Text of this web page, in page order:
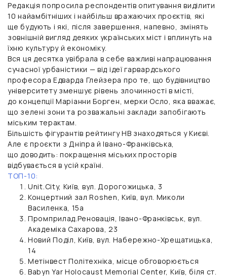
Редакція попросила респондентів опитування виділити
10 найамбітніших і найбільш вражаючих проєктів, які
ще будують і які, після завершення, напевно, змінять
зовнішній вигляд деяких українських міст і вплинуть на
їхню культуру й економіку.
Вся ця десятка увібрала в себе важливі напрацювання
сучасної урбаністики — від ідеї гарвардського
професора Едварда Глейзера про те, що будівництво
університету зменшує рівень злочинності в місті,
до концепції Маріанни Борген, мерки Осло, яка вважає,
що зелені зони та розважальні заклади запобігають
міським терактам.
Більшість фігурантів рейтингу НВ знаходяться у Києві.
Але є проєкти з Дніпра й Івано-Франківська,
що доводить: покращення міських просторів
відбувається в усій країні.
ТОП-10:
Unit.City, Київ, вул. Дорогожицька, 3
Концертний зал Roshen, Київ, вул. Миколи
Василенка, 15а
Промприлад.Реновація, Івано-Франківськ, вул.
Академіка Сахарова, 23
Новий Поділ, Київ, вул. Набережно-Хрещатицька,
14
Метінвест Політехніка, місце обговорюється
Babyn Yar Holocaust Memorial Center, Київ, біля ст.